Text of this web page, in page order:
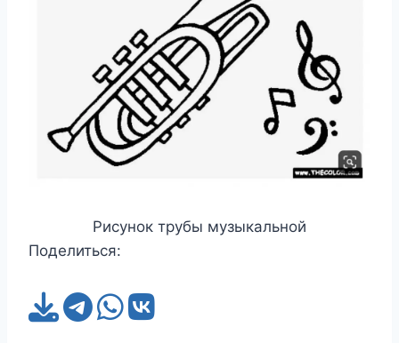
Рисунок трубы музыкальной
Поделиться: